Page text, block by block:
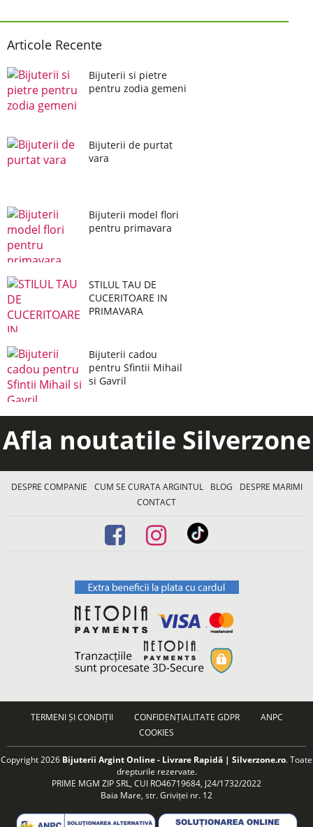
Articole Recente
Bijuterii si pietre
pentru zodia gemeni
Bijuterii de purtat
vara
Bijuterii model flori
pentru primavara
STILUL TAU DE
CUCERITOARE IN
PRIMAVARA
Bijuterii cadou
pentru Sfintii Mihail
si Gavril
Afla noutatile Silverzone
DESPRE COMPANIE CUM SE CURATA ARGINTUL BLOG
DESPRE MARIMI
CONTACT
TERMENI ȘI CONDIȚII CONFIDENȚIALITATE GDPR
ANPC
COOKIES
Copyright 2026 Bijuterii Argint Online - Livrare Rapidă | Silverzone.ro. Toate
drepturile rezervate.
PRIME MGM ZIP SRL, CUI RO46719684, J24/1732/2022
Baia Mare, str. Griviței nr. 12